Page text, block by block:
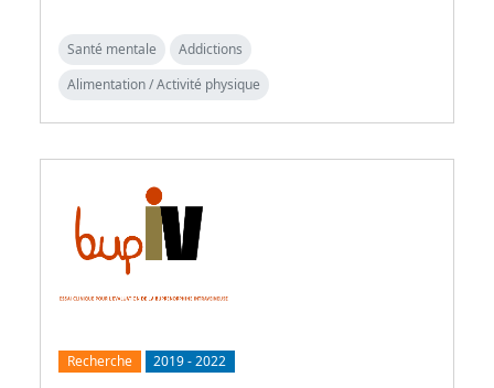
Santé mentale
Addictions
Alimentation / Activité physique
Recherche 2019-2022